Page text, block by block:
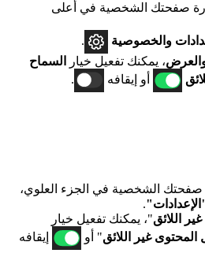
صفحتك الشخصية في أعلى
والخصوصية
.
، يمكنك تفعيل خيار
السماح
أو إيقافه .
صفحتك الشخصية في الجزء العلوي،
.
غير اللائق"، يمكنك تفعيل خيار
المحتوى غير اللائق" أو
إيقافه